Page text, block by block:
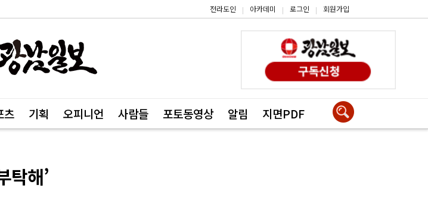
전라도인 | 아카데미 | 로그인 | 회원가입
츠 기획 오피니언 사람들 포토동영상 알림 지면PDF
탁해’